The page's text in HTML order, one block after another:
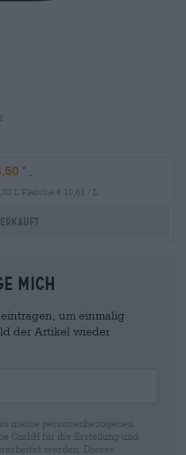
L Flasche € 10,61 / L
mich
um einmalig
der Artikel wieder
meine personenbezogenen
GmbH für die Erstellung und
werden. Dieses